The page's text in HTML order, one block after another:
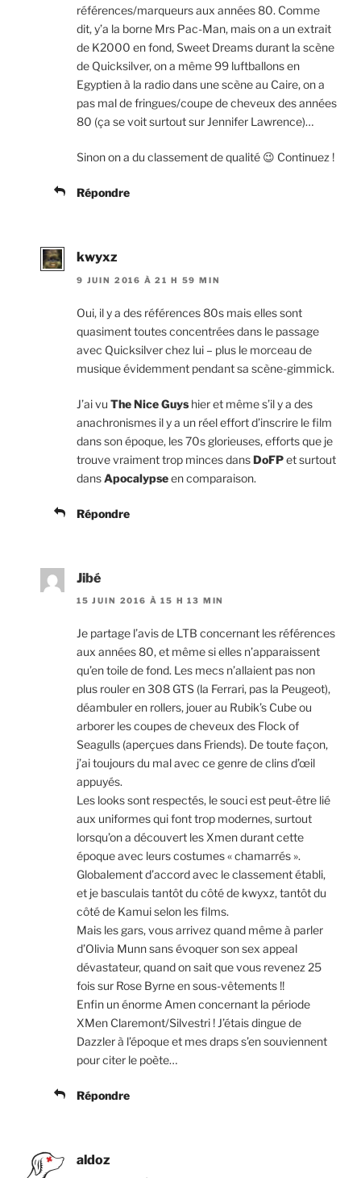
références/marqueurs aux années 80. Comme
dit, y’a la borne Mrs Pac-Man, mais on a un extrait
de K2000 en fond, Sweet Dreams durant la scène
de Quicksilver, on a même 99 luftballons en
Egyptien à la radio dans une scène au Caire, on a
pas mal de fringues/coupe de cheveux des années
80 (ça se voit surtout sur Jennifer Lawrence)…
Sinon on a du classement de qualité 😉 Continuez !
Répondre
kwyxz
9 JUIN 2016 À 21 H 59 MIN
Oui, il y a des références 80s mais elles sont
quasiment toutes concentrées dans le passage
avec Quicksilver chez lui – plus le morceau de
musique évidemment pendant sa scène-gimmick.
J’ai vu The Nice Guyshier et même s’il y a des
anachronismes il y a un réel effort d’inscrire le film
dans son époque, les 70s glorieuses, efforts que je
trouve vraiment trop minces dansDoFPet surtout
dansApocalypseen comparaison.
Répondre
Jibé
15 JUIN 2016 À 15 H 13 MIN
Je partage l’avis de LTB concernant les références
aux années 80, et même si elles n’apparaissent
qu’en toile de fond. Les mecs n’allaient pas non
plus rouler en 308 GTS (la Ferrari, pas la Peugeot),
déambuler en rollers, jouer au Rubik’s Cube ou
arborer les coupes de cheveux des Flock of
Seagulls (aperçues dans Friends). De toute façon,
j’ai toujours du mal avec ce genre de clins d’œil
appuyés.
Les looks sont respectés, le souci est peut-être lié
aux uniformes qui font trop modernes, surtout
lorsqu’on a découvert les Xmen durant cette
époque avec leurs costumes « chamarrés ».
Globalement d’accord avec le classement établi,
et je basculais tantôt du côté de kwyxz, tantôt du
côté de Kamui selon les films.
Mais les gars, vous arrivez quand même à parler
d’Olivia Munn sans évoquer son sex appeal
dévastateur, quand on sait que vous revenez 25
fois sur Rose Byrne en sous-vêtements !!
Enfin un énorme Amen concernant la période
XMen Claremont/Silvestri ! J’étais dingue de
Dazzler à l’époque et mes draps s’en souviennent
pour citer le poète…
Répondre
aldoz